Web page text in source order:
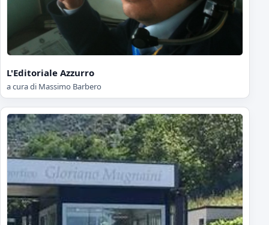
L'Editoriale Azzurro
a cura di Massimo Barbero